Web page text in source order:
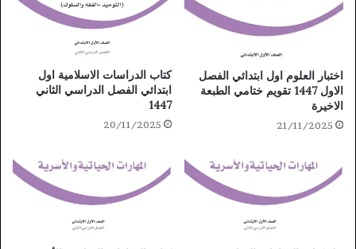
اختبار العلوم اول ابتدائي الفصل
الاول 1447 تقويم ختامي الطبعة
الاخيرة
21/11/2025
كتاب الدراسات الاسلامية اول
ابتدائي الفصل الدراسي الثاني
1447
20/11/2025